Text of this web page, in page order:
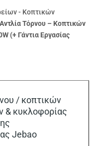
- Κοπτικών
Τόρνου – Κοπτικών
(+ Γάντια Εργασίας
/ κοπτικών
& κυκλοφορίας
Jebao